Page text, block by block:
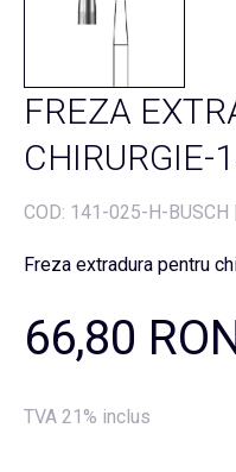
FREZA
CHIRURGIE-
COD: 141-025-H-BUSCH |
Freza extradura pentru
66,80
TVA 21% inclus